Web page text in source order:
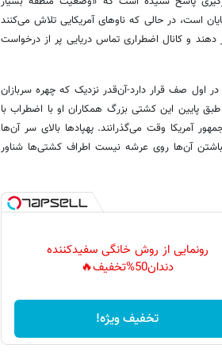
است، در حالی که ناوهای آمریکایی تلاش می‌کنند
دهند و کانال اضطراری تماس دریایی پر از درخواست
در اول صف قرار دارد-آن‌قدر نزدیک که چهره سربازان
پایین این کشتی بزرگ همکاران او با اضطراب با
آمریکا وقت می‌گذرانند. پهپادها بالای سر آن‌ها
آن‌ها روی عرشه نیست اطراف کشتی‌ها شناور
رونمایی از روش خانگی سفیدکننده
دندان50%تخفیف🔥
تخفیف ویژه!